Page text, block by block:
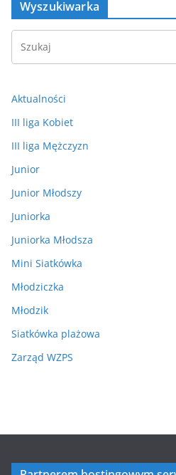
Wyszukiwarka
Aktualności
III liga Kobiet
III liga Mężczyzn
Junior
Junior Młodszy
Juniorka
Juniorka Młodsza
Mini Siatkówka
Młodziczka
Młodzik
Siatkówka plażowa
Zarząd WZPS